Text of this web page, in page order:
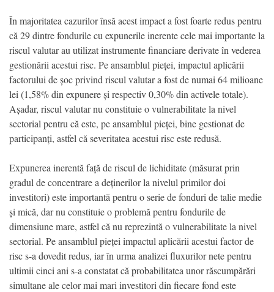
În majoritatea cazurilor însă acest impact a fost foarte redus pentru
că 29 dintre fondurile cu expunerile inerente cele mai importante la
riscul valutar au utilizat instrumente financiare derivate în vederea
gestionării acestui risc. Pe ansamblul pieței, impactul aplicării
factorului de șoc privind riscul valutar a fost de numai 64 milioane
lei (1,58% din expunere și respectiv 0,30% din activele totale).
Așadar, riscul valutar nu constituie o vulnerabilitate la nivel
sectorial pentru că este, pe ansamblul pieței, bine gestionat de
participanți, astfel că severitatea acestui risc este redusă.
Expunerea inerentă față de riscul de lichiditate (măsurat prin
gradul de concentrare a deținerilor la nivelul primilor doi
investitori) este importantă pentru o serie de fonduri de talie medie
și mică, dar nu constituie o problemă pentru fondurile de
dimensiune mare, astfel că nu reprezintă o vulnerabilitate la nivel
sectorial. Pe ansamblul pieței impactul aplicării acestui factor de
risc s-a dovedit redus, iar în urma analizei fluxurilor nete pentru
ultimii cinci ani s-a constatat că probabilitatea unor răscumpărări
simultane ale celor mai mari investitori din fiecare fond este